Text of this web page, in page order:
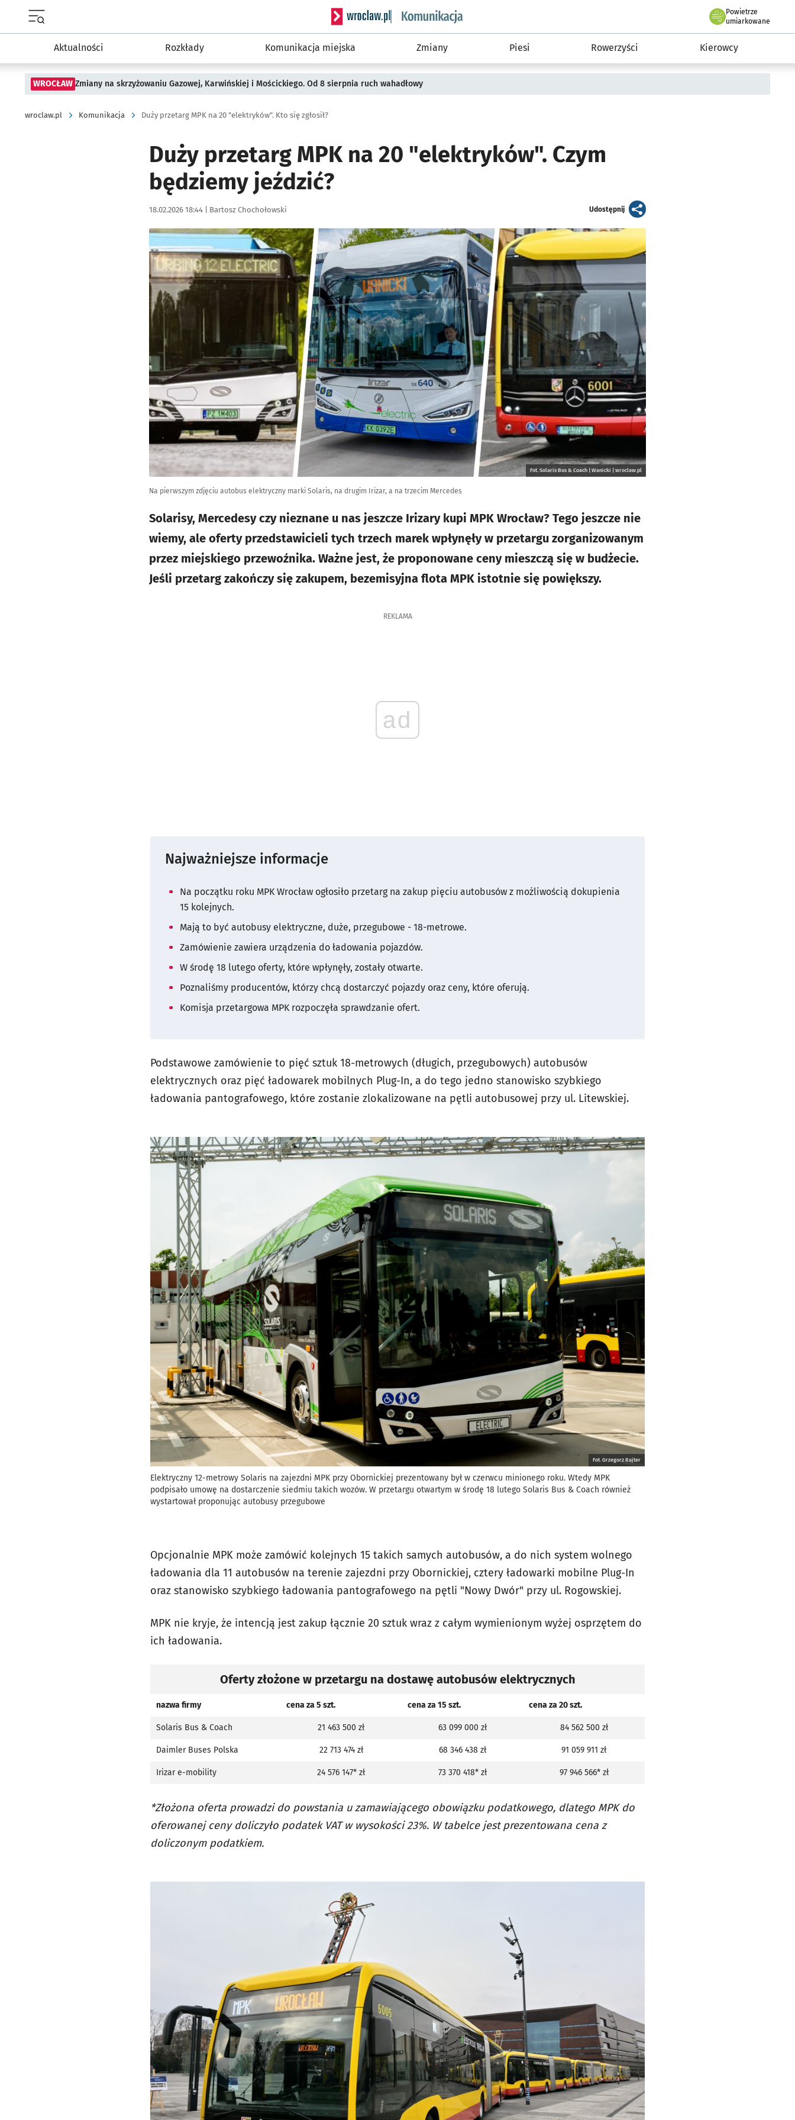
Serwis informacyjny wroclaw.pl podserwis: Komunikacja
Powietrze
we Wrocławiu
umiarkowane
Aktualności Rozkłady Komunikacja miejska Zmiany Piesi Rowerzyści Kierowcy
WROCŁAW Zmiany na skrzyżowaniu Gazowej, Karwińskiej i Mościckiego. Od 8 sierpnia ruch wahadłowy
wroclaw.pl Komunikacja Duży przetarg MPK na 20 "elektryków". Kto się zgłosił?
Duży przetarg MPK na 20 "elektryków". Czym
będziemy jeździć?
Data publikacji:
18.02.2026 18:44 | Autor:
Bartosz Chochołowski Udostępnijartykuł
Kliknij, aby powiększyć
Fot. Solaris Bus & Coach | Wanicki | wroclaw.pl
Na pierwszym zdjęciu autobus elektryczny marki Solaris, na drugim Irizar, a na trzecim Mercedes
Solarisy, Mercedesy czy nieznane u nas jeszcze Irizary kupi MPK Wrocław? Tego jeszcze nie
wiemy, ale oferty przedstawicieli tych trzech marek wpłynęły w przetargu zorganizowanym
przez miejskiego przewoźnika. Ważne jest, że proponowane ceny mieszczą się w budżecie.
Jeśli przetarg zakończy się zakupem, bezemisyjna flota MPK istotnie się powiększy.
REKLAMA
ad
Najważniejsze informacje
Na początku roku MPK Wrocław ogłosiło przetarg na zakup pięciu autobusów z możliwością dokupienia
15 kolejnych.
Mają to być autobusy elektryczne, duże, przegubowe - 18-metrowe.
Zamówienie zawiera urządzenia do ładowania pojazdów.
W środę 18 lutego oferty, które wpłynęły, zostały otwarte.
Poznaliśmy producentów, którzy chcą dostarczyć pojazdy oraz ceny, które oferują.
Komisja przetargowa MPK rozpoczęła sprawdzanie ofert.
Podstawowe zamówienie to pięć sztuk 18-metrowych (długich, przegubowych) autobusów
elektrycznych oraz pięć ładowarek mobilnych Plug-In, a do tego jedno stanowisko szybkiego
ładowania pantografowego, które zostanie zlokalizowane na pętli autobusowej przy ul. Litewskiej.
Fot. Grzegorz Rajter
Elektryczny 12-metrowy Solaris na zajezdni MPK przy Obornickiej prezentowany był w czerwcu minionego roku. Wtedy MPK
podpisało umowę na dostarczenie siedmiu takich wozów. W przetargu otwartym w środę 18 lutego Solaris Bus & Coach również
wystartował proponując autobusy przegubowe
Opcjonalnie MPK może zamówić kolejnych 15 takich samych autobusów, a do nich system wolnego
ładowania dla 11 autobusów na terenie zajezdni przy Obornickiej, cztery ładowarki mobilne Plug-In
oraz stanowisko szybkiego ładowania pantografowego na pętli "Nowy Dwór" przy ul. Rogowskiej.
MPK nie kryje, że intencją jest zakup łącznie 20 sztuk wraz z całym wymienionym wyżej osprzętem do
ich ładowania.
Oferty złożone w przetargu na dostawę autobusów elektrycznych
nazwa firmy cena za 5 szt. cena za 15 szt. cena za 20 szt.
Solaris Bus & Coach 21 463 500 zł 63 099 000 zł 84 562 500 zł
Daimler Buses Polska 22 713 474 zł 68 346 438 zł 91 059 911 zł
Irizar e-mobility 24 576 147* zł 73 370 418* zł 97 946 566* zł
*Złożona oferta prowadzi do powstania u zamawiającego obowiązku podatkowego, dlatego MPK do
oferowanej ceny doliczyło podatek VAT w wysokości 23%. W tabelce jest prezentowana cena z
doliczonym podatkiem.